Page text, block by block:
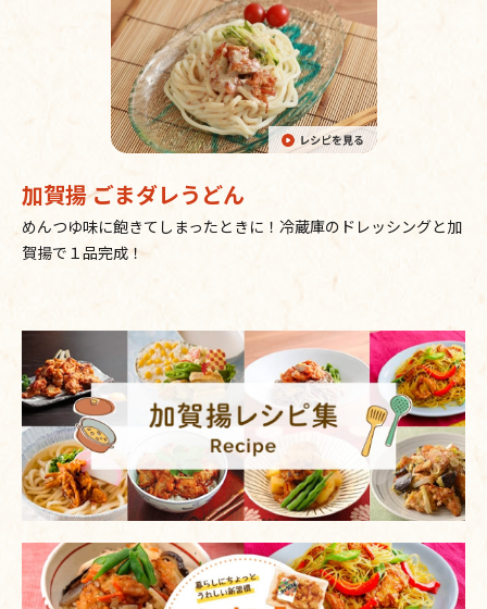
加賀揚 ごまダレうどん
めんつゆ味に飽きてしまったときに！冷蔵庫のドレッシングと加
賀揚で１品完成！